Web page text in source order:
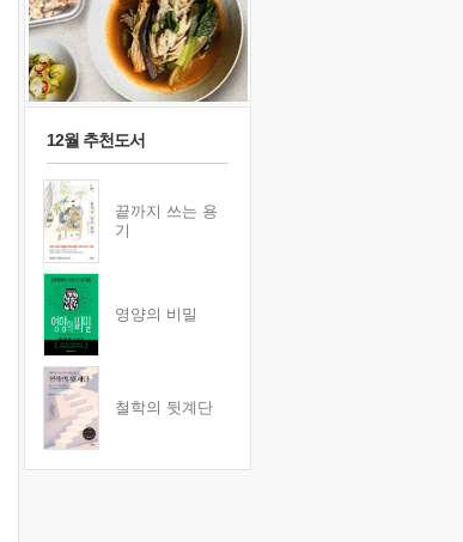
12월 추천도서
끝까지 쓰는 용
기
영양의 비밀
철학의 뒷계단